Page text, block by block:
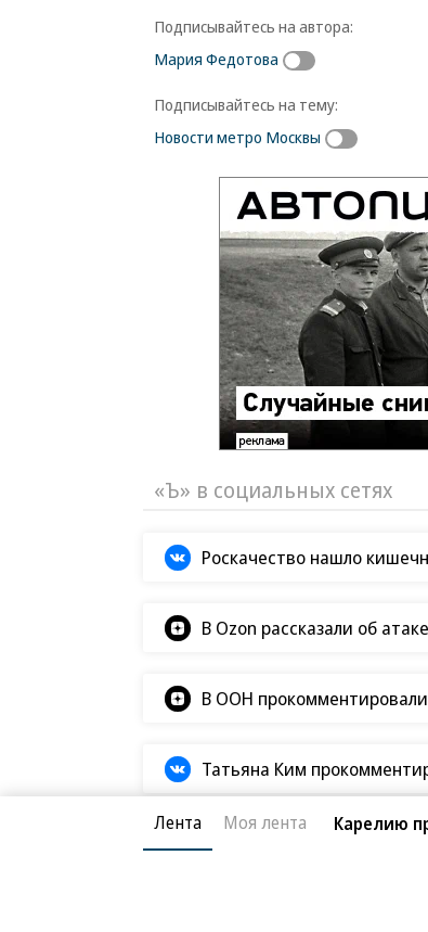
Подписывайтесь на автора:
Мария Федотова
Подписывайтесь на тему:
Новости метро Москвы
«Ъ» в социальных сетях
Роскачество нашло
В Ozon рассказали об
В ООН
Татьяна Ким
Лента Моя лента Карелию